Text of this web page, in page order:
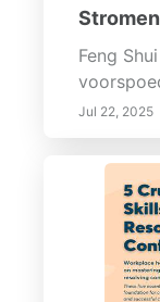
Feng
Jul 22, 2025